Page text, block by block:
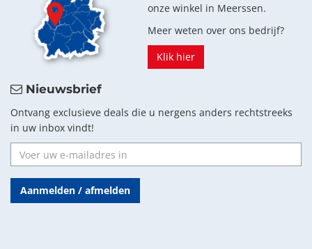
onze winkel in Meerssen.
Meer weten over ons bedrijf?
Klik hier
Nieuwsbrief
Ontvang exclusieve deals die u nergens anders rechtstreeks
in uw inbox vindt!
Aanmelden / afmelden